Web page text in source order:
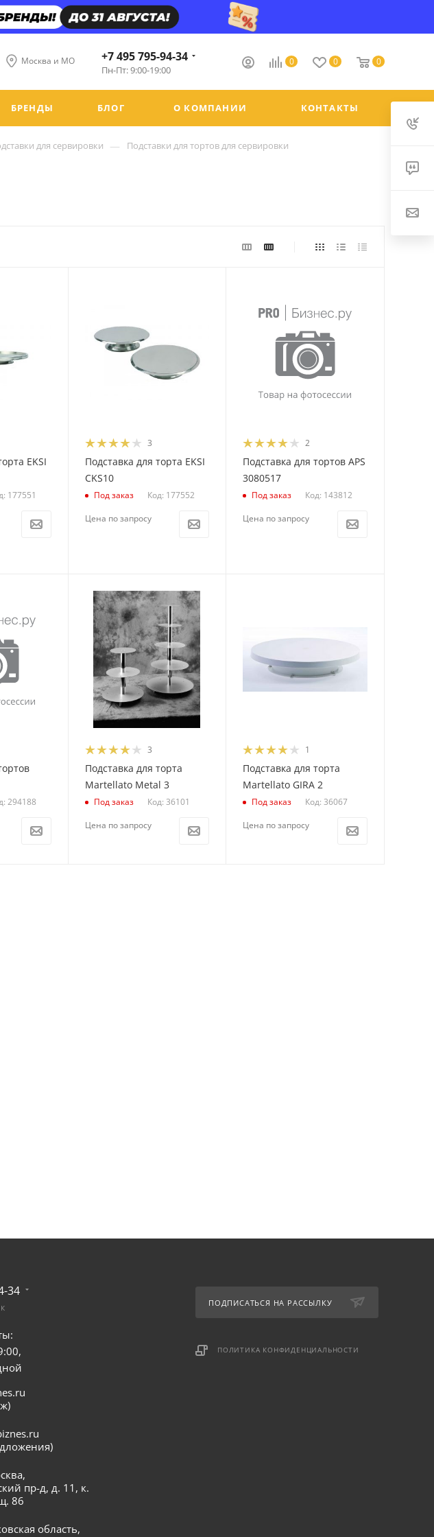
Москва и МО 0 0 0
+7 495 795-94-34
Пн-Пт: 9:00-19:00
БРЕНДЫ БЛОГ О КОМПАНИИ КОНТАКТЫ
для сервировки — Подставки для тортов для сервировки
EKSI
177551
3
Подставка для торта EKSI
CKS10
Под заказ Код: 177552
Цена по запросу
2
Подставка для тортов APS
3080517
Под заказ Код: 143812
Цена по запросу
294188
3
Подставка для торта
Martellato Metal 3
Под заказ Код: 36101
Цена по запросу
1
Подставка для торта
Martellato GIRA 2
Под заказ Код: 36067
Цена по запросу
34
пр-д, д. 11, к.
86
область,
ПОДПИСАТЬСЯ НА РАССЫЛКУ
ПОЛИТИКА КОНФИДЕНЦИАЛЬНОСТИ